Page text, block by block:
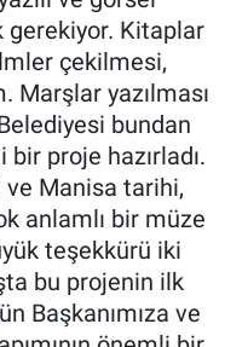
gerekiyor. Kitaplar
çekilmesi,
Marşlar yazılması
bundan
bir proje hazırladı.
ve Manisa tarihi,
anlamlı bir müze
teşekkürü iki
bu projenin ilk
Başkanımıza ve